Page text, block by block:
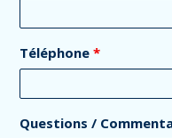
Téléphone*
Questions /